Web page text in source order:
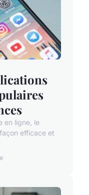
en ligne, le
efficace et